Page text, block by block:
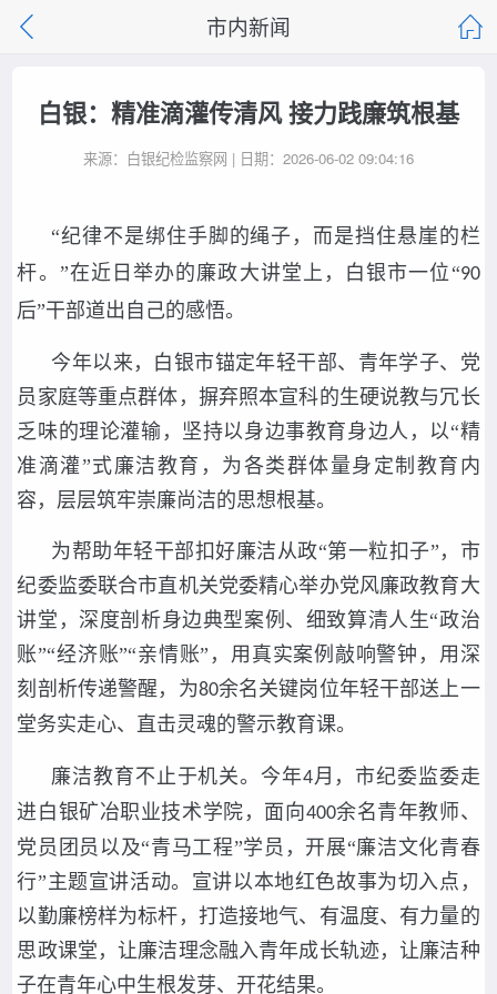
市内新闻
白银：精准滴灌传清风 接力践廉筑根基
来源：白银纪检监察网 | 日期：2026-06-02 09:04:16
“纪律不是绑住手脚的绳子，而是挡住悬崖的栏
杆。”在近日举办的廉政大讲堂上，白银市一位“90
后”干部道出自己的感悟。
今年以来，白银市锚定年轻干部、青年学子、党
员家庭等重点群体，摒弃照本宣科的生硬说教与冗长
乏味的理论灌输，坚持以身边事教育身边人，以“精
准滴灌”式廉洁教育，为各类群体量身定制教育内
容，层层筑牢崇廉尚洁的思想根基。
为帮助年轻干部扣好廉洁从政“第一粒扣子”，市
纪委监委联合市直机关党委精心举办党风廉政教育大
讲堂，深度剖析身边典型案例、细致算清人生“政治
账”“经济账”“亲情账”，用真实案例敲响警钟，用深
刻剖析传递警醒，为80余名关键岗位年轻干部送上一
堂务实走心、直击灵魂的警示教育课。
廉洁教育不止于机关。今年4月，市纪委监委走
进白银矿冶职业技术学院，面向400余名青年教师、
党员团员以及“青马工程”学员，开展“廉洁文化青春
行”主题宣讲活动。宣讲以本地红色故事为切入点，
以勤廉榜样为标杆，打造接地气、有温度、有力量的
思政课堂，让廉洁理念融入青年成长轨迹，让廉洁种
子在青年心中生根发芽、开花结果。